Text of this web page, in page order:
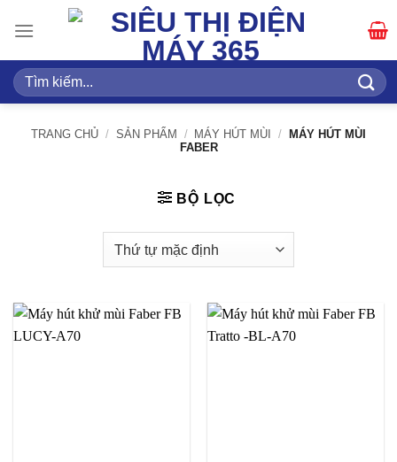
qua
dung
Tìm
kiếm:
TRANG CHỦ / SẢN PHẨM / MÁY HÚT MÙI /
MÁY HÚT MÙI
FABER
BỘ LỌC